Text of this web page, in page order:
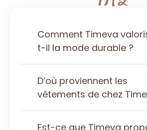
Comment Timeva
t-il la mode durable ?
D’où proviennent les
vêtements de chez
Est-ce que Timeva